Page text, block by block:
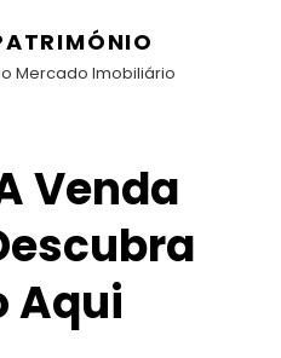
Mercado Imobiliário
Venda
Aqui